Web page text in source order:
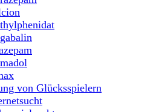
von Glücksspielern